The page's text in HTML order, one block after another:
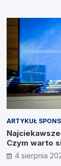
ARTYKUŁ
Czym warto
4 sierpnia